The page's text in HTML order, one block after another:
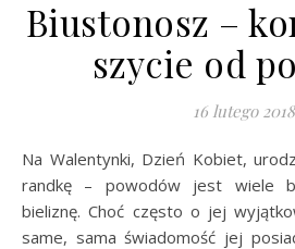
Biustonosz –
szycie od
16 lutego 2018
Na Walentynki, Dzień Kobiet, urodziny, imieniny, rocznicę,
randkę – powodów jest wiele
bieliznę. Choć często o jej
same, sama świadomość jej